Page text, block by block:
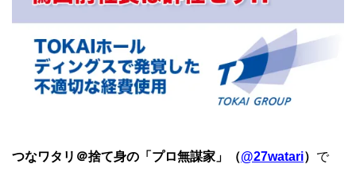
つなワタリ＠捨て身の「プロ無謀家」（@27watari） で